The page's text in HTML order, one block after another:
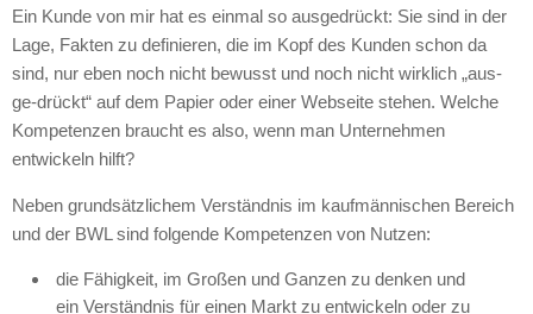
Ein Kunde von mir hat es einmal so ausgedrückt: Sie sind in der
Lage, Fakten zu definieren, die im Kopf des Kunden schon da
sind, nur eben noch nicht bewusst und noch nicht wirklich „aus-
ge-drückt“ auf dem Papier oder einer Webseite stehen. Welche
Kompetenzen braucht es also, wenn man Unternehmen
entwickeln hilft?
Neben grundsätzlichem Verständnis im kaufmännischen Bereich
und der BWL sind folgende Kompetenzen von Nutzen:
die Fähigkeit, im Großen und Ganzen zu denken und
ein Verständnis für einen Markt zu entwickeln oder zu